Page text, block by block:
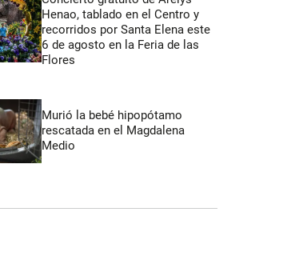
Henao, tablado en el Centro y
recorridos por Santa Elena este
6 de agosto en la Feria de las
Flores
Murió la bebé hipopótamo
rescatada en el Magdalena
Medio